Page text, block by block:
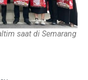
saat di Semarang